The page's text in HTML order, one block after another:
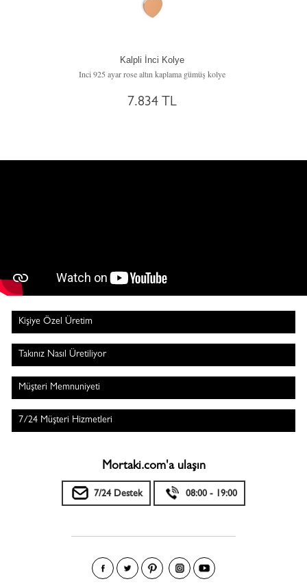
Kalpli İnci Kolye
Inci 925 ayar rose altın kaplama gümüş kolye
7.834 TL
Kişiye Özel Üretim
Takınız Nasıl Üretiliyor
Müşteri Memnuniyeti
7/24 Müşteri Hizmetleri
Mortaki.com'a ulaşın
7/24 Destek 08:00 - 19:00